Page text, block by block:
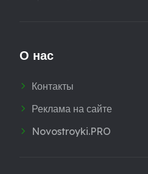
О нас
Контакты
Реклама на сайте
Novostroyki.PRO